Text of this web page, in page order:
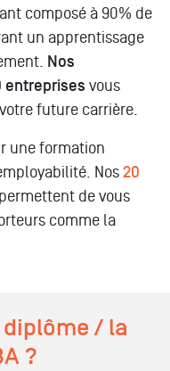
composé à 90% de
un apprentissage
Nos
entreprises vous
future carrière.
une formation
Nos 20
de vous
comme la
/ la
?